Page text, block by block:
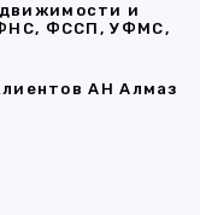
и
ФНС, ФССП, УФМС,
АН Алмаз